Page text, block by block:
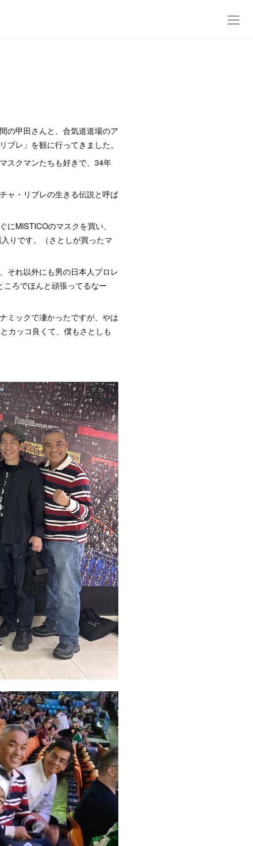
の甲田さんと、合気道道場のア
レ」を観に行ってきました。
スクマンたちも好きで、34年
ャ・リブレの生きる伝説と呼ば
MISTICOのマスクを買い、
りです。（さとしが買ったマ
それ以外にも男の日本人プロレ
ろでほんと頑張ってるなー
ミックで凄かったですが、やは
カッコ良くて、僕もさとしも